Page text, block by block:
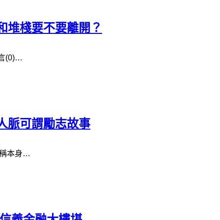
堆棧要不要離開？
(0)…
脈可謂勵志故事
本身…